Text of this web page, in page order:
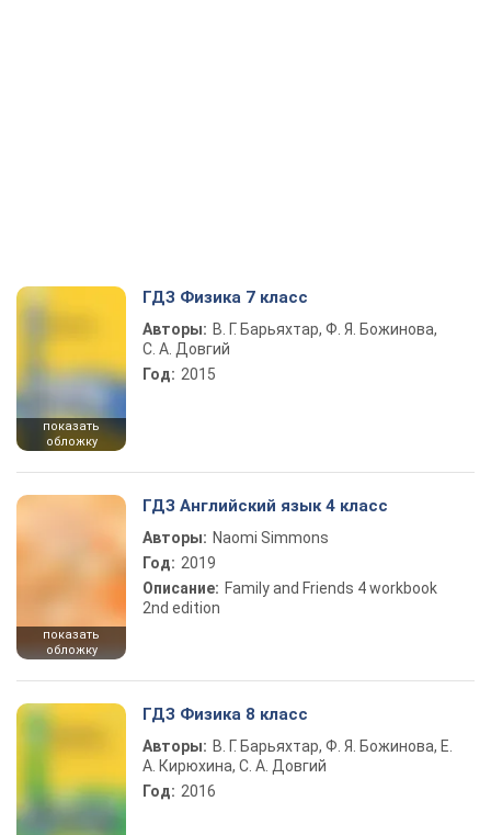
показать
обложку
ГДЗ Физика 7 класс
Авторы: В. Г. Барьяхтар, Ф. Я. Божинова,
С. А. Довгий
Год: 2015
показать
обложку
ГДЗ Английский язык 4 класс
Авторы: Naomi Simmons
Год: 2019
Описание: Family and Friends 4 workbook
2nd edition
ГДЗ Физика 8 класс
Авторы: В. Г. Барьяхтар, Ф. Я. Божинова, Е.
А. Кирюхина, С. А. Довгий
Год: 2016